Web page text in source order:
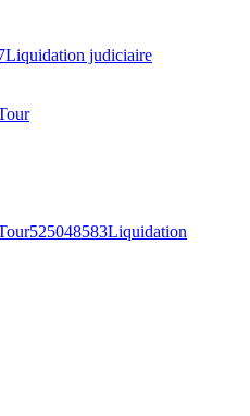
Liquidation judiciaire
525048583Liquidation